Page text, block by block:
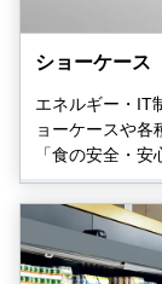
ショーケース
エネルギー・IT
ョーケースや各
「食の安全・安